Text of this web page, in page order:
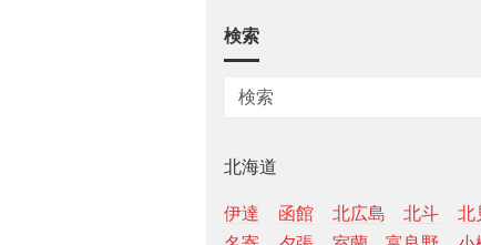
検索
北海道
伊達 函館 北広島 北斗 北